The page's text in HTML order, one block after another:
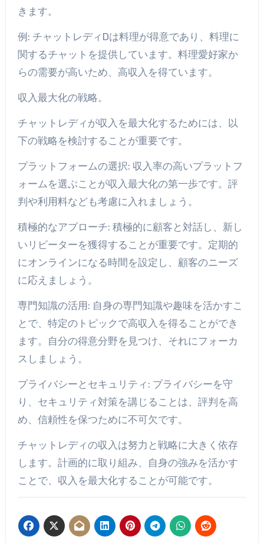
きます。
例: チャットレディDは料理が得意であり、料理に
関するチャットを提供しています。料理愛好家か
らの需要が高いため、高収入を得ています。
収入最大化の戦略。
チャットレディが収入を最大化するためには、以
下の戦略を検討することが重要です。
プラットフォームの選択: 収入率の高いプラットフ
ォームを選ぶことが収入最大化の第一歩です。評
判や利用料なども考慮に入れましょう。
積極的なアプローチ: 積極的に顧客と対話し、新し
いリピーターを獲得することが重要です。定期的
にオンラインになる時間を設定し、顧客のニーズ
に応えましょう。
専門知識の活用: 自身の専門知識や趣味を活かすこ
とで、特定のトピックで高収入を得ることができ
ます。自分の得意分野を見つけ、それにフォーカ
スしましょう。
プライバシーとセキュリティ: プライバシーを守
り、セキュリティ対策を講じることは、評判を高
め、信頼性を保つために不可欠です。
チャットレディの収入は努力と戦略に大きく依存
します。計画的に取り組み、自身の強みを活かす
ことで、収入を最大化することが可能です。